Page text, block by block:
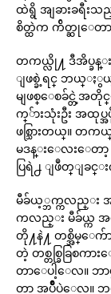
ထဲရွိ အျခားခရီး
စိတ္ထဲက က်ိတ္ဆုေတ
တကယ္လို႔ ဒီအိပ္ခန္
ျဖစ္ခဲ့ရင္ ဘယ္ႏွ
မျဖစ္ေစခ်င္တဲ့အ
က္်ားသုံးဦး အထုပ္အ
ဖစ္သြားတယ္။ တ
မဒန္းေလးေတာ့
ပြရဲ႕ ျဖဳတ္ျခင္း
မီခ်ယ့္ဘက္ကလည္း
ကလည္း မီခ်ယ္က အ
တို႔နဲ႔ တစ္အိမ္ေက်
တဲ့ တစ္တစ္ခြခြစက
တာေပါ့ေလ။ ဘာ
တာ အပ်ိဳပဲေလ။ ဘ